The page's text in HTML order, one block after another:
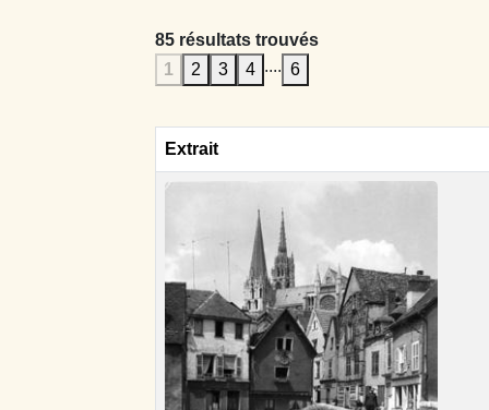
85 résultats trouvés
1
2 3 4 .... 6
Extrait